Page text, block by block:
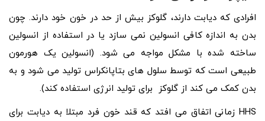
افرادی که دیابت دارند، گلوکز بیش از حد در خون خود دارند. چون
بدن به اندازه کافی انسولین نمی سازد یا در استفاده از انسولین
ساخته شده با مشکل مواجه می شود. (انسولین یک هورمون
طبیعی است که توسط سلول های بتاپانکراس تولید می شود و به
بدن کمک می کند از گلوکز برای تولید انرژی استفاده کند).
HHS زمانی اتفاق می افتد که قند خون فرد مبتلا به دیابت برای